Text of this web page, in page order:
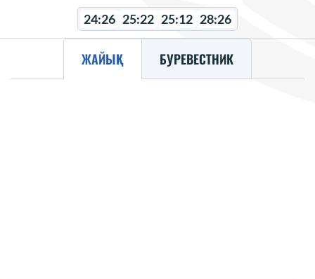
24:26 25:22 25:12 28:26
ЖАЙЫҚ БУРЕВЕСТНИК